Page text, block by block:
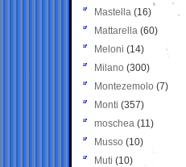
Mastella (16)
Mattarella (60)
Meloni (14)
Milano (300)
Montezemolo (7)
Monti (357)
moschea (11)
Musso (10)
Muti (10)